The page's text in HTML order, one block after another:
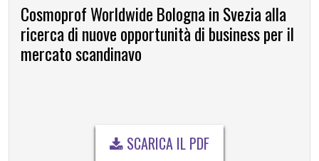
Cosmoprof Worldwide Bologna in Svezia alla
ricerca di nuove opportunità di business per il
mercato scandinavo
SCARICA IL PDF